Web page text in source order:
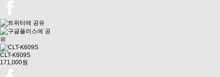
CLT-K609S
171,000원